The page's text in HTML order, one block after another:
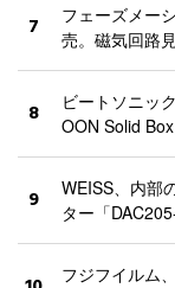
7
フェーズメー
売。磁気回路
8
ビートソニッ
OON Solid
9
WEISS、内部
ター「
フジフイルム